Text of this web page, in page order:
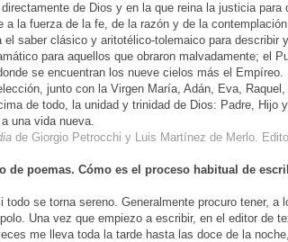
de Dios y en la que reina la justicia para
a la fuerza de la fe, de la razón y de la
saber clásico y aritotélico-tolemaico para describir
para aquellos que obraron malvadamente; el
se encuentran los nueve cielos más el
junto con la Virgen María, Adán, Eva,
de todo, la unidad y trinidad de Dios: Padre, Hijo
una vida nueva.
de Giorgio Petrocchi y Luis Martínez de Merlo.
de poemas. Cómo es el proceso habitual de
se torna sereno. Generalmente procuro tener, a
Una vez que empiezo a escribir, en el editor de
me lleva toda la tarde hasta las doce de la